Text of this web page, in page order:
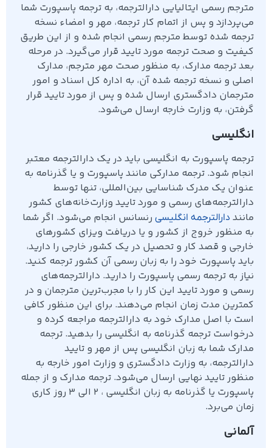
مترجم رسمی ایتالیایی دارالترجمه، به ترجمه پاسپورت شما
می‌پردازد و پس از اتمام کار ترجمه، مهر و امضاء نسخه
ترجمه شده توسط مترجم رسمی انجام شده و از این طریق
کیفیت و صحت ترجمه مورد تایید قرار می‌گیرد. در مرحله
بعد ترجمه مدارک، به منظور صحت مهر مترجم، مدارک
اصلی و نسخه ترجمه شده آن، به اداره کل اسناد و امور
مترجمان دادگستری ارسال شده و پس از مورد تایید قرار
گرفتن، به وزارت خارجه ارسال می‌شود.
انگلیسی
ترجمه پاسپورت به انگلیسی باید در یک دارالترجمه معتبر
انجام شود. ترجمه مدارکی مانند پاسپورت و یا گذرنامه به‌
عنوان یک مدرک شناسایی بین‌المللی، تنها توسط
دارالترجمه‌های رسمی و مورد تایید وزارت‌خانه‌های کشور
مانند دارالترجمه انگلیسی رنسانس انجام می‌شود. اگر شما
به منظور خروج از کشور و یا دریافت ویزای کشور‌های
خارجی و قصد کار و تحصیل در یک کشور خارجی را دارید،
باید پاسپورت خود را به زبان رسمی آن کشور ترجمه کنید.
نیاز به ترجمه رسمی پاسپورت را دارید. دارالترجمه‌های
رسمی و مورد تایید این کار را با مجرب‌ترین مترجمان و در
کمترین مدت زمان انجام می‌دهند. برای این منظور کافی
است با اصل مدارک خود به دارالترجمه مراجعه کرده و
درخواست ترجمه گذرنامه به انگلیسی را بدهید. ترجمه
مدارک شما به زبان انگلیسی پس از مهر و تایید
دارالترجمه، به وزارت دادگستری و وزارت امور خارجه به
منظور تایید نهایی ارسال می‌شود. ترجمه مدارک و از جمله
پاسپورت یا گذرنامه به زبان انگلیسی ، ۲ الی ۳ روز کاری
زمان می‌برد.
آلمانی